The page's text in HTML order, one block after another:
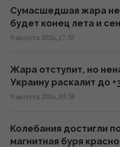
отца
21:15 суббота, 08 августа 2026
конфискации
FAZ
19:19 суббота, 08 августа 2026
В Болгарии
газопровода
Сумасшедшая жара не
будет конец лета и
9 августа 2026, 17:37
Жара отступит, но
Украину раскалит до
9 августа 2026, 09:38
Колебания достигли
магнитная буря